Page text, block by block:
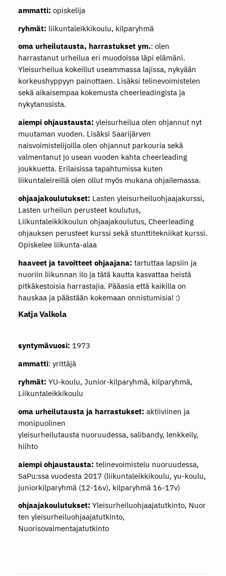
ammatti: opiskelija
ryhmät: liikuntaleikkikoulu, kilparyhmä
oma urheilutausta, harrastukset ym.: olen
harrastanut urheilua eri muodoissa läpi elämäni.
Yleisurheilua kokeillut useammassa lajissa, nykyään
korkeushyppyyn painottaen. Lisäksi telinevoimistelen
sekä aikaisempaa kokemusta cheerleadingista ja
nykytanssista.
aiempi ohjaustausta: yleisurheilua olen ohjannut nyt
muutaman vuoden. Lisäksi Saarijärven
naisvoimistelijoilla olen ohjannut parkouria sekä
valmentanut jo usean vuoden kahta cheerleading
joukkuetta. Erilaisissa tapahtumissa kuten
liikuntaleireillä olen ollut myös mukana ohjailemassa.
ohjaajakoulutukset: Lasten yleisurheiluohjaajakurssi,
Lasten urheilun perusteet koulutus,
Liikuntaleikkikoulun ohjaajakoulutus, Cheerleading
ohjauksen perusteet kurssi sekä stunttitekniikat kurssi.
Opiskelee liikunta-alaa
haaveet ja tavoitteet ohjaajana: tartuttaa lapsiin ja
nuoriin liikunnan ilo ja tätä kautta kasvattaa heistä
pitkäkestoisia harrastajia. Pääasia että kaikilla on
hauskaa ja päästään kokemaan onnistumisia! :)
Katja Valkola
syntymävuosi: 1973
ammatti: yrittäjä
ryhmät: YU-koulu, Junior-kilparyhmä, kilparyhmä,
Liikuntaleikkikoulu
oma urheilutausta ja harrastukset: aktiiviinen ja
monipuolinen
yleisurheilutausta nuoruudessa, salibandy, lenkkeily,
hiihto
aiempi ohjaustausta: telinevoimistelu nuoruudessa,
SaPu:ssa vuodesta 2017 (liikuntaleikkikoulu, yu-koulu,
juniorkilparyhmä (12-16v), kilparyhmä 16-17v)
ohjaajakoulutukset: Yleisurheiluohjaajatutkinto, Nuor
ten yleisurheiluohjaajatutkinto,
Nuorisovalmentajatutkinto